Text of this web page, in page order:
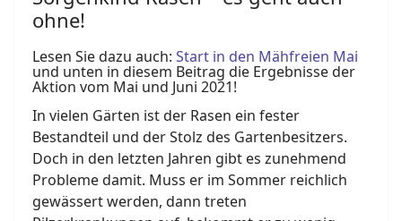
ohne!
Lesen Sie dazu auch: Start in den Mähfreien Mai
und unten in diesem Beitrag die Ergebnisse der
Aktion vom Mai und Juni 2021!
In vielen Gärten ist der Rasen ein fester
Bestandteil und der Stolz des Gartenbesitzers.
Doch in den letzten Jahren gibt es zunehmend
Probleme damit. Muss er im Sommer reichlich
gewässert werden, dann treten